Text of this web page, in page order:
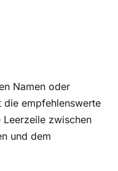
Namen oder
die empfehlenswerte
Leerzeile zwischen
und dem